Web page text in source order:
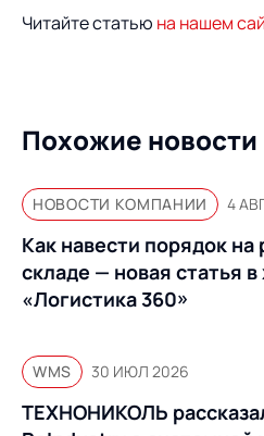
планирование
учебных заведений
Читайте статью на нашем
Похожие новости
НОВОСТИ КОМПАНИИ 4
Как навести порядок
складе — новая статья
«Логистика 360»
WMS 30 ИЮЛ 2026
ТЕХНОНИКОЛЬ